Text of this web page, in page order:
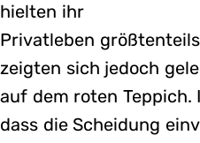
hielten ihr
Privatleben
zeigten sich jedoch
auf dem roten
dass die Scheidung